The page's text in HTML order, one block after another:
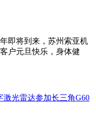
即将到来，苏州索亚机
户元旦快乐，身体健